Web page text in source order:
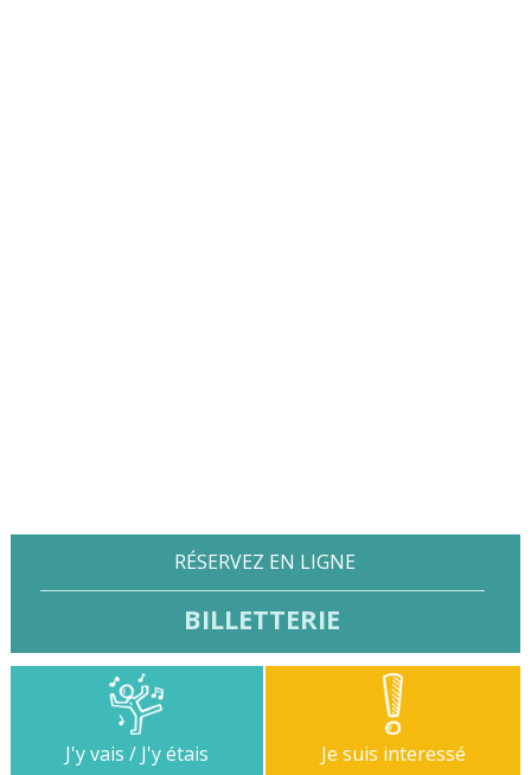
RÉSERVEZ EN LIGNE
BILLETTERIE
J'y vais / J'y étais Je suis interessé